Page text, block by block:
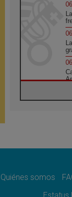
Quiénes somos